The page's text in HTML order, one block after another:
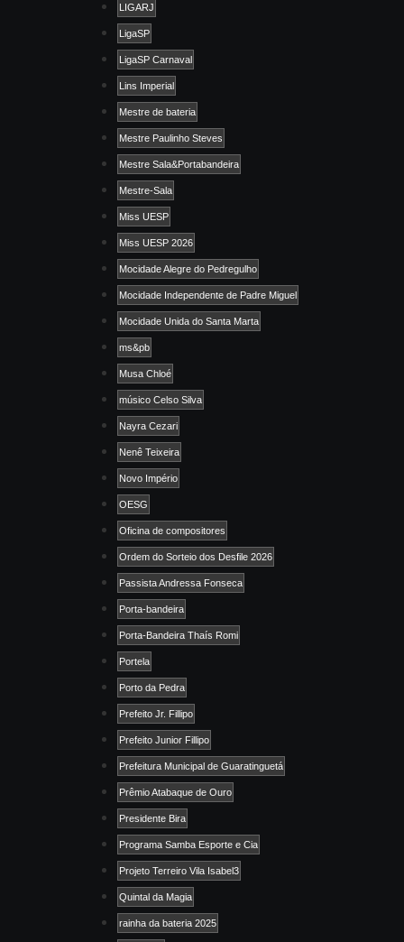
LIGARJ
LigaSP
LigaSP Carnaval
Lins Imperial
Mestre de bateria
Mestre Paulinho Steves
Mestre Sala&Portabandeira
Mestre-Sala
Miss UESP
Miss UESP 2026
Mocidade Alegre do Pedregulho
Mocidade Independente de Padre Miguel
Mocidade Unida do Santa Marta
ms&pb
Musa Chloé
músico Celso Silva
Nayra Cezari
Nenê Teixeira
Novo Império
OESG
Oficina de compositores
Ordem do Sorteio dos Desfile 2026
Passista Andressa Fonseca
Porta-bandeira
Porta-Bandeira Thaís Romi
Portela
Porto da Pedra
Prefeito Jr. Fillipo
Prefeito Junior Fillipo
Prefeitura Municipal de Guaratinguetá
Prêmio Atabaque de Ouro
Presidente Bira
Programa Samba Esporte e Cia
Projeto Terreiro Vila Isabel3
Quintal da Magia
rainha da bateria 2025